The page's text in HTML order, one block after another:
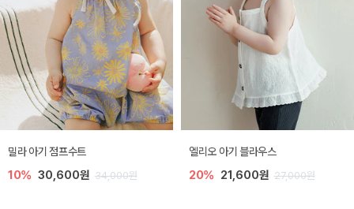
밀라 아기 점프수트
10% 30,600원 34,000원
엘리오 아기 블라우스
20% 21,600원 27,000원